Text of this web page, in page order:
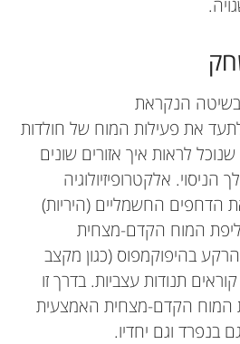
בשיטה הנקראת
את פעילות המוח של חולדות
שנוכל לראות איך אזורים שונים
אלקטרופיזיולוגיה
הדחפים החשמליים (היריות)
המוח הקדם-מצחית
בהיפוקמפוס (כגון מקצב
תנודות עצביות. בדרך זו
המוח הקדם-מצחית האמצעית
בנפרד וגם יחדיו.